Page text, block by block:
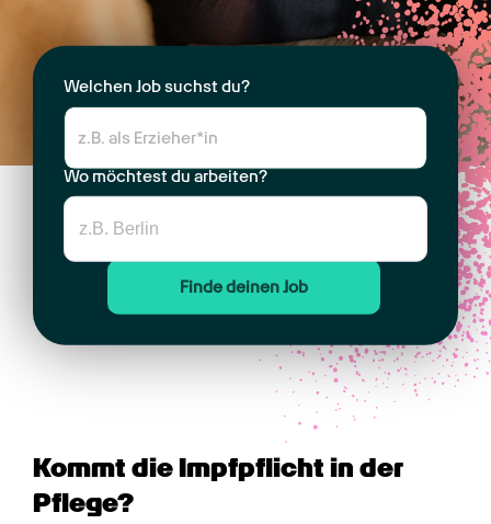
Welchen Job suchst du?
Wo möchtest du arbeiten?
Finde deinen Job
Kommt die Impfpflicht in der
Pflege?